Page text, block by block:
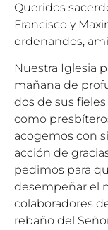
Queridos
Francisco y
ordenandos,
Nuestra Iglesia
mañana de
dos de sus
como
acogemos con
acción de
pedimos para
desempeñar el
colaboradores
rebaño del